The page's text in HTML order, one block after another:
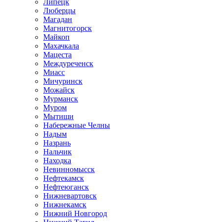
Липецк
Люберцы
Магадан
Магнитогорск
Майкоп
Махачкала
Мацеста
Междуреченск
Миасс
Мичуринск
Можайск
Мурманск
Муром
Мытищи
Набережные Челны
Надым
Назрань
Нальчик
Находка
Невинномысск
Нефтекамск
Нефтеюганск
Нижневартовск
Нижнекамск
Нижний Новгород